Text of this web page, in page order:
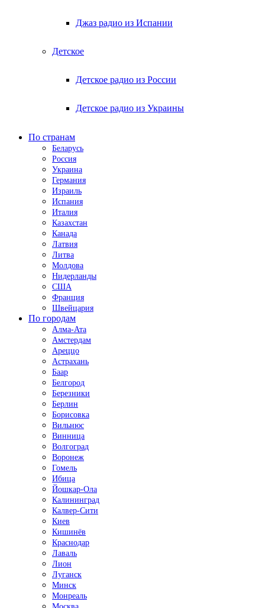
Джаз радио из Испании
Детское
Детское радио из России
Детское радио из Украины
По странам
Беларусь
Россия
Украина
Германия
Израиль
Испания
Италия
Казахстан
Канада
Латвия
Литва
Молдова
Нидерланды
США
Франция
Швейцария
По городам
Алма-Ата
Амстердам
Ареццо
Астрахань
Баар
Белгород
Березники
Берлин
Борисовка
Вильнюс
Винница
Волгоград
Воронеж
Гомель
Ибица
Йошкар-Ола
Калининград
Калвер-Сити
Киев
Кишинёв
Краснодар
Лаваль
Лион
Луганск
Минск
Монреаль